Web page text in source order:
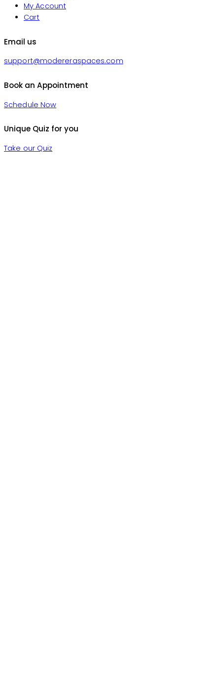
My Account
Cart
Email us
support@modereraspaces.com
Book an Appointment
Schedule Now
Unique Quiz for you
Take our Quiz